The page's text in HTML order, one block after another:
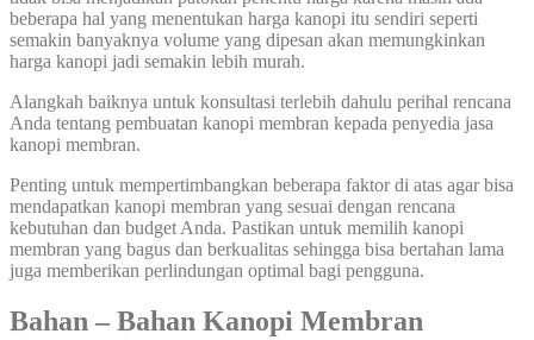
beberapa hal yang menentukan harga kanopi itu sendiri seperti
semakin banyaknya volume yang dipesan akan memungkinkan
harga kanopi jadi semakin lebih murah.
Alangkah baiknya untuk konsultasi terlebih dahulu perihal rencana
Anda tentang pembuatan kanopi membran kepada penyedia jasa
kanopi membran.
Penting untuk mempertimbangkan beberapa faktor di atas agar bisa
mendapatkan kanopi membran yang sesuai dengan rencana
kebutuhan dan budget Anda. Pastikan untuk memilih kanopi
membran yang bagus dan berkualitas sehingga bisa bertahan lama
juga memberikan perlindungan optimal bagi pengguna.
Bahan – Bahan Kanopi Membran